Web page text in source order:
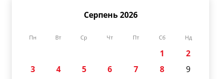
Серпень 2026
Пн Вт Ср Чт Пт Сб Нд
1
2
3
4 5 6 7 8
9